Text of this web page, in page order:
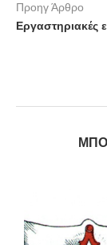
Προηγ Άρθρο
Εργαστηριακές